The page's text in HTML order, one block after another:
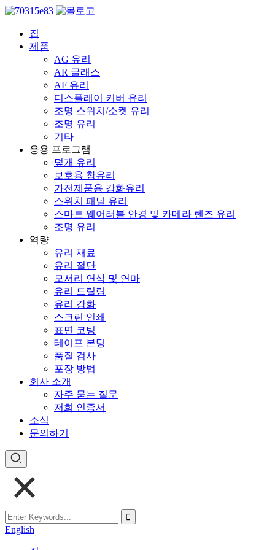
집
제품
AG 유리
AR 글래스
AF 유리
디스플레이 커버 유리
조명 스위치/소켓 유리
조명 유리
기타
응용 프로그램
덮개 유리
보호용 창유리
가전제품용 강화유리
스위치 패널 유리
스마트 웨어러블 안경 및 카메라 렌즈 유리
조명 유리
역량
유리 재료
유리 절단
모서리 연삭 및 연마
유리 드릴링
유리 강화
스크린 인쇄
표면 코팅
테이프 본딩
품질 검사
포장 방법
회사 소개
자주 묻는 질문
저희 인증서
소식
문의하기
English